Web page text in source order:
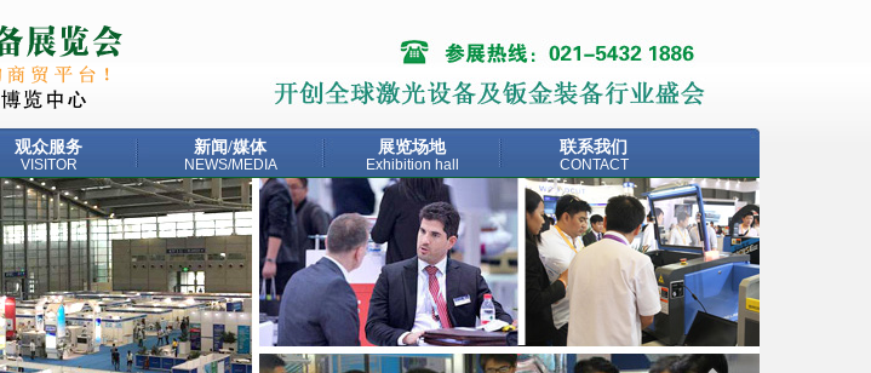
观众服务
VISITOR
新闻/媒体
NEWS/MEDIA
展览场地
Exhibition hall
联系我们
CONTACT